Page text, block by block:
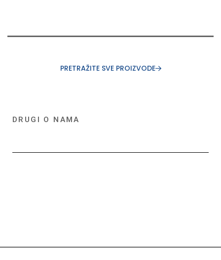
PRETRAŽITE SVE PROIZVODE
DRUGI O NAMA